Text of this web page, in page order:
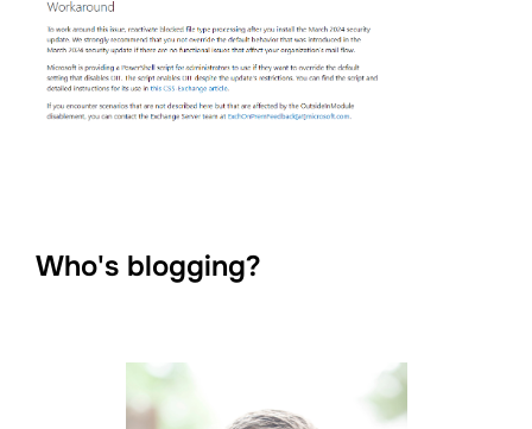
Who's blogging?